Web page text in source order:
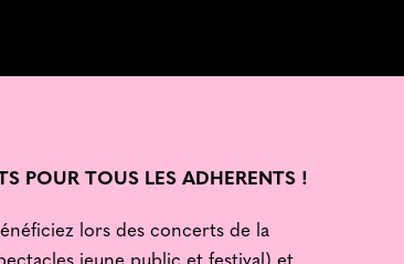
POUR TOUS LES ADHERENTS !
lors des concerts de la